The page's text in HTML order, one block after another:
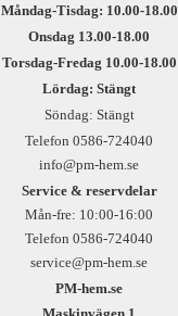
Måndag-Tisdag: 10.00-18.00
Onsdag 13.00-18.00
Torsdag-Fredag 10.00-18.00
Lördag: Stängt
Söndag: Stängt
Telefon 0586-724040
info@pm-hem.se
Service & reservdelar
Mån-fre: 10:00-16:00
Telefon 0586-724040
service@pm-hem.se
PM-hem.se
Maskinvägen 1